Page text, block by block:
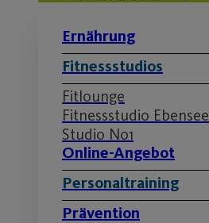
Ernährung
Fitnessstudios
Fitlounge
Fitnessstudio Ebensee
Studio No1
Online-Angebot
Personaltraining
Prävention